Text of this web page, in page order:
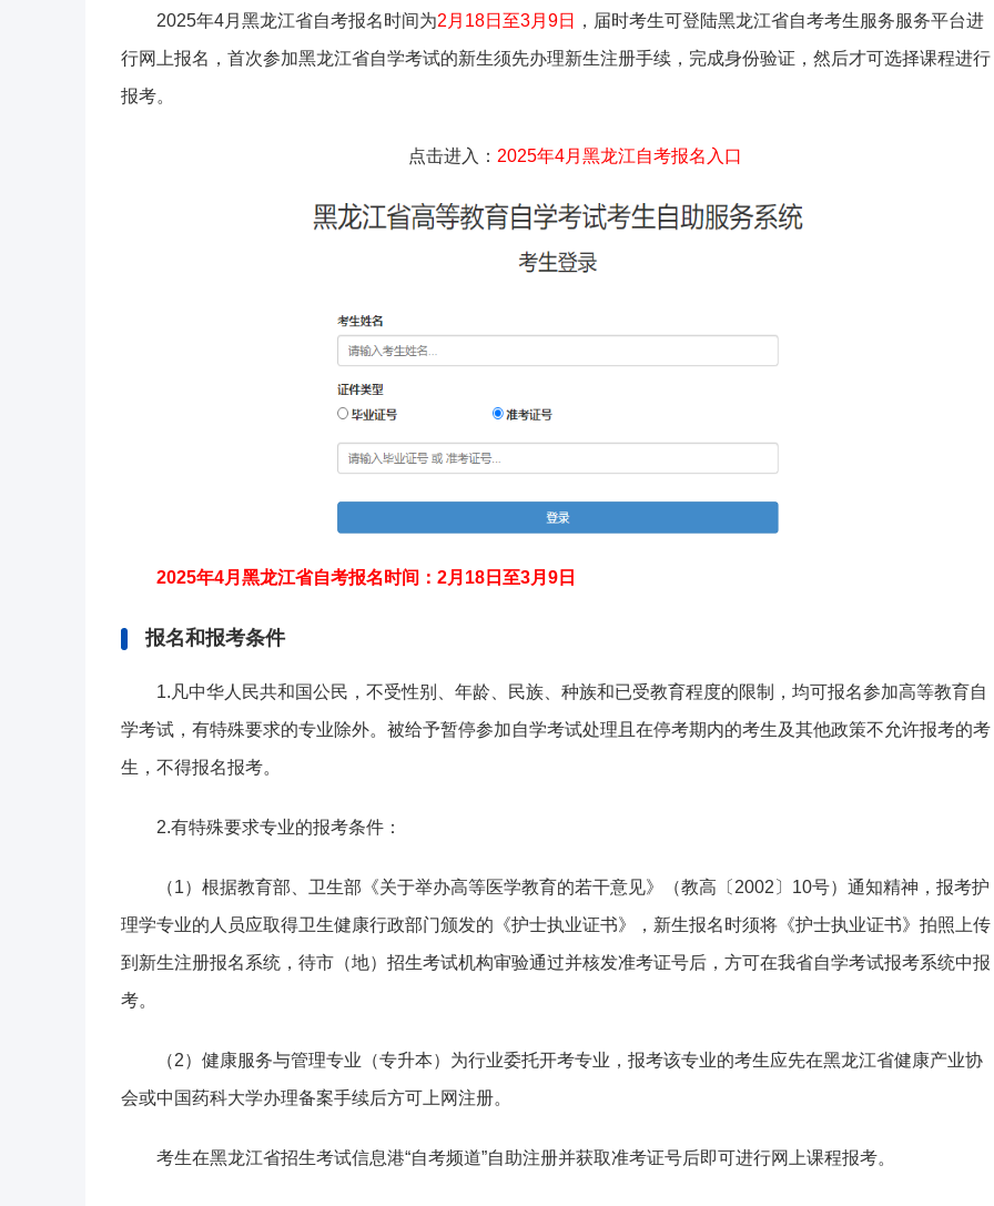
2025年4月黑龙江省自考报名时间为2月18日至3月9日
，届时考生可登陆黑龙江省自考考生服务服务平台进
行网上报名，首次参加黑龙江省自学考试的新生须先办理新生注册手续，完成身份验证，然后才可选择课程进行
报考。
点击进入： 2025年4月黑龙江自考报名入口
2025年4月黑龙江省自考报名时间：2月18日至3月9日
报名和报考条件
1.凡中华人民共和国公民，不受性别、年龄、民族、种族和已受教育程度的限制，均可报名参加高等教育自
学考试，有特殊要求的专业除外。被给予暂停参加自学考试处理且在停考期内的考生及其他政策不允许报考的考
生，不得报名报考。
2.有特殊要求专业的报考条件：
（1）根据教育部、卫生部《关于举办高等医学教育的若干意见》（教高〔2002〕10号）通知精神，报考护
理学专业的人员应取得卫生健康行政部门颁发的《护士执业证书》，新生报名时须将《护士执业证书》拍照上传
到新生注册报名系统，待市（地）招生考试机构审验通过并核发准考证号后，方可在我省自学考试报考系统中报
考。
（2）健康服务与管理专业（专升本）为行业委托开考专业，报考该专业的考生应先在黑龙江省健康产业协
会或中国药科大学办理备案手续后方可上网注册。
考生在黑龙江省招生考试信息港“自考频道”自助注册并获取准考证号后即可进行网上课程报考。